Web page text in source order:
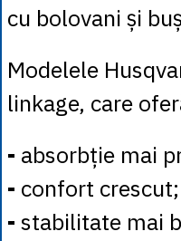
cu bolovani și
Modelele
linkage, care
- absorbție mai
- confort crescut;
- stabilitate mai